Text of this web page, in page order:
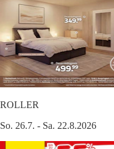
ROLLER
So. 26.7. - Sa. 22.8.2026